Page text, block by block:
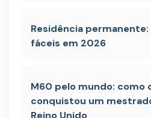
Residência permanente:
fáceis em 2026
M60 pelo mundo: como
conquistou um
Reino Unido